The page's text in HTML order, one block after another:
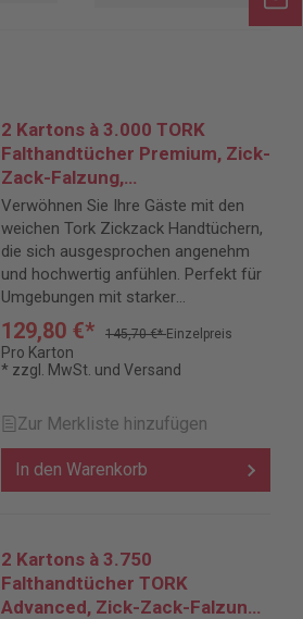
2 Kartons à 3.000 TORK
Falthandtücher Premium, Zick-
Zack-Falzung,
Lorbeerblattprägung, 2-lagig,
hochweiß + Toilettenpapier
Universal GRATIS
Verwöhnen Sie Ihre Gäste mit den
weichen Tork Zickzack Handtüchern,
die sich ausgesprochen angenehm
und hochwertig anfühlen. Perfekt für
Umgebungen mit starker
Beanspruchung.
129,80 €* 145,70 €*Einzelpreis
Pro Karton
* zzgl. MwSt. und Versand
Zur Merkliste hinzufügen
In den Warenkorb
2 Kartons à 3.750
Falthandtücher TORK
Advanced, Zick-Zack-Falzung,